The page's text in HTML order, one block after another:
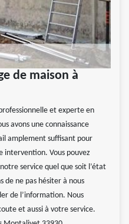
de maison à
et experte en
avons une connaissance
amplement suffisant pour
intervention. Vous pouvez
service quel que soit l’état
de ne pas hésiter à nous
de l’information. Nous
et aussi à votre service.